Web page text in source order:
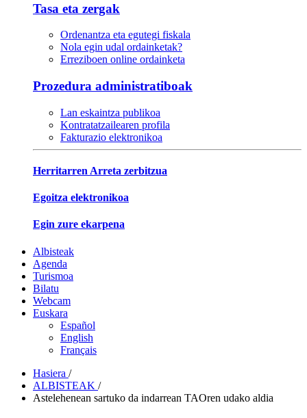
Tasa eta zergak
Ordenantza eta egutegi fiskala
Nola egin udal ordainketak?
Erreziboen online ordainketa
Prozedura administratiboak
Lan eskaintza publikoa
Kontratatzailearen profila
Fakturazio elektronikoa
Herritarren Arreta zerbitzua
Egoitza elektronikoa
Egin zure ekarpena
Albisteak
Agenda
Turismoa
Bilatu
Webcam
Euskara
Español
English
Français
Hasiera /
ALBISTEAK /
Astelehenean sartuko da indarrean TAOren udako aldia